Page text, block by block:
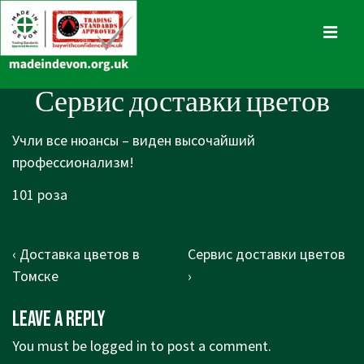
Skip
to
Content
Main
Navigation
Сервис доставки цветов
Учли все нюансы – виден высочайший
профессионализм!
101 роза
Post
navigation
Previous
Post
‹ Доставка цветов в
Томске
Next
Post
Сервис доставки цветов
›
Leave a Reply
You must be logged in to post a comment.